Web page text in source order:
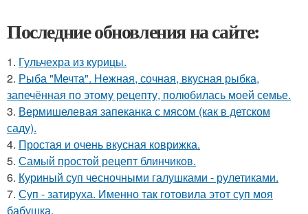
Последние обновления на сайте:
1. Гульчехра из курицы.
2. Рыба "Мечта". Нежная, сочная, вкусная рыбка,
запечённая по этому рецепту, полюбилась моей семье.
3. Вермишелевая запеканка с мясом (как в детском
саду).
4. Простая и очень вкусная коврижка.
5. Самый простой рецепт блинчиков.
6. Куриный суп чесночными галушками - рулетиками.
7. Суп - затируха. Именно так готовила этот суп моя
бабушка.